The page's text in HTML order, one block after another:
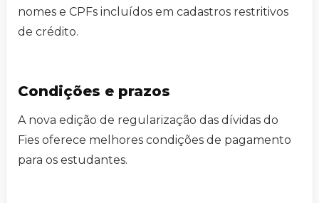
nomes e CPFs incluídos em cadastros restritivos
de crédito.
Condições e prazos
A nova edição de regularização das dívidas do
Fies oferece melhores condições de pagamento
para os estudantes.